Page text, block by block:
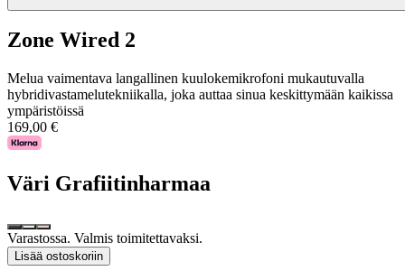
Zone Wired 2
Melua vaimentava langallinen kuulokemikrofoni mukautuvalla
hybridivastamelutekniikalla, joka auttaa sinua keskittymään kaikissa
ympäristöissä
169,00 €
Väri Grafiitinharmaa
Varastossa. Valmis toimitettavaksi.
Lisää ostoskoriin